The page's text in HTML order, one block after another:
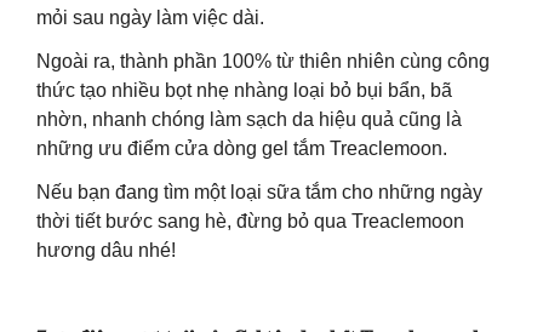
mỏi sau ngày làm việc dài.
Ngoài ra, thành phần 100% từ thiên nhiên cùng công
thức tạo nhiều bọt nhẹ nhàng loại bỏ bụi bẩn, bã
nhờn, nhanh chóng làm sạch da hiệu quả cũng là
những ưu điểm cửa dòng gel tắm Treaclemoon.
Nếu bạn đang tìm một loại sữa tắm cho những ngày
thời tiết bước sang hè, đừng bỏ qua Treaclemoon
hương dâu nhé!